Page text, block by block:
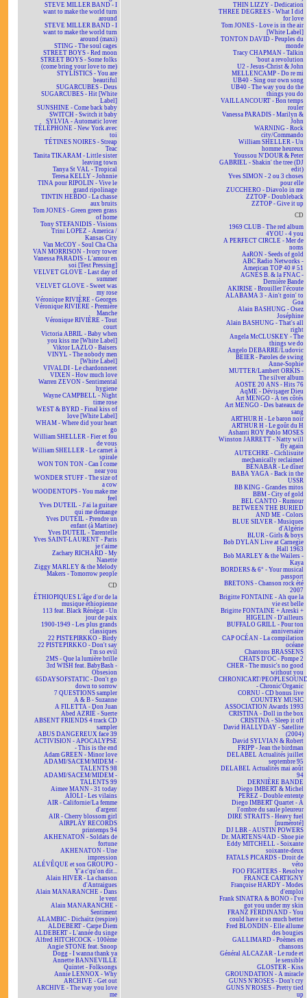
STEVE MILLER BAND - I
want to make the world turn
around
STEVE MILLER BAND - I
want to make the world turn
around (maxi)
STING - The soul cages
STREET BOYS - Red moon
STREET BOYS - Some folks
(come bring your love to me)
STYLISTICS - You are
beautiful
SUGARCUBES - Deus
SUGARCUBES - Hit [White
Label]
SUNSHINE - Come back baby
SWITCH - Switch it baby
SYLVIA - Automatic lover
TÉLÉPHONE - New York avec
toi
TÉTINES NOIRES - Streap
Teac
Tanita TIKARAM - Little sister
leaving town
Tanya St VAL - Tropical
Teresa KELLY - Johnnie
TINA pour RIPOLIN - Vive le
grand ripolinage
TINTIN HEBDO - La chasse
aux bruits
Tom JONES - Green green grass
of home
Tony STEFANIDIS - Visions
Trini LOPEZ - America /
Kansas City
Van McCOY - Soul Cha Cha
VAN MORRISON - Ivory tower
Vanessa PARADIS - L'amour en
soi [Test Pressing]
VELVET GLOVE - Last day of
summer
VELVET GLOVE - Sweet was
my rose
Véronique RIVIÈRE - Georges
Véronique RIVIÈRE - Première
Manche
Véronique RIVIÈRE - Tout
court
Victoria ABRIL - Baby when
you kiss me [White Label]
Viktor LAZLO - Baisers
VINYL - The nobody men
[White Label]
VIVALDI - Le chardonneret
VIXEN - How much love
Warren ZEVON - Sentimental
hygiene
Wayne CAMPBELL - Night
time rose
WEST & BYRD - Final kiss of
love [White Label]
WHAM - Where did your heart
go
William SHELLER - Fier et fou
de vous
William SHELLER - Le carnet à
spirale
WON TON TON - Can I come
near you
WONDER STUFF - The size of
a cow
WOODENTOPS - You make me
feel
Yves DUTEIL - J'ai la guitare
qui me démange
Yves DUTEIL - Prendre un
enfant (à Martine)
Yves DUTEIL - Tarentelle
Yves SAINT-LAURENT - Paris
je t'aime
Zachary RICHARD - My
Nanette
Ziggy MARLEY & the Melody
Makers - Tomorrow people
CD
ÉTHIOPIQUES L'âge d'or de la
musique éthiopienne
113 feat. Black Rénégat - Un
jour de paix
1900-1949 - Les plus grands
classiques
22 PISTEPIRKKO - Birdy
22 PISTEPIRKKO - Don't say
I'm so evil
2MS - Que la lumière brille
3rd WISH feat. BabyBash -
Obsesion
65DAYSOFSTATIC - Don't go
down to sorrow
7 QUESTIONS sampler
A & B - Suzanne
A FILETTA - Don Juan
Abed AZRIÉ - Suerte
ABSENT FRIENDS 4 track CD
sampler
ABUS DANGEREUX face 39
ACTIVISION - APOCALYPSE
- This is the end
Adam GREEN - Minor love
ADAMI/SACEM/MIDEM -
TALENTS 98
ADAMI/SACEM/MIDEM -
TALENTS 99
Aimee MANN - 31 today
AÏOLI - Les vilains
AIR - Californie/La femme
d'argent
AIR - Cherry blossom girl
AIRPLAY RECORDS
printemps 94
AKHENATON - Soldats de
fortune
AKHENATON - Une
impression
ALÉVÊQUE et son GROUPO -
Y'a c'qu'on dit...
Alain HIVER - La chanson
d'Antraigues
Alain MANARANCHE - Dans
le vent
Alain MANARANCHE -
Sentiment
ALAMBIC - Dichaïtz (respire)
ALDEBERT - Carpe Diem
ALDEBERT - L'année du singe
Alfred HITCHCOCK - 100ème
Angie STONE feat. Snoop
Dogg - I wanna thank ya
Annette BANNEVILLE
Quintet - Folksongs
Annie LENNOX - Why
ARCHIVE - Get out
ARCHIVE - The way you love
me
THIN LIZZY - Dedication
THREE DEGREES - What I did
for love
Tom JONES - Love is in the air
[White Label]
TONTON DAVID - Peuples du
monde
Tracy CHAPMAN - Talkin
'bout a revolution
U2 - Jesus-Christ & John
MELLENCAMP - Do re mi
UB40 - Sing our own song
UB40 - The way you do the
things you do
VAILLANCOURT - Bon temps
rouler
Vanessa PARADIS - Marilyn &
John
WARNING - Rock
city/Commando
William SHELLER - Un
homme heureux
Youssou N'DOUR & Peter
GABRIEL - Shakin' the tree (DJ
edit)
Yves SIMON - 2 ou 3 choses
pour elle
ZUCCHERO - Diavolo in me
ZZTOP - Doubleback
ZZTOP - Give it up
CD
1969 CLUB - The red album
4YOU - 4 you
A PERFECT CIRCLE - Mer de
noms
AaRON - Seeds of gold
ABC Radio Networks -
American TOP 40 # 51
AGNÈS B. & la FNAC -
Dernière Bande
AKIRISE - Brouiller l'écoute
ALABAMA 3 - Ain't goin' to
Goa
Alain BASHUNG - Osez
Joséphine
Alain BASHUNG - That's all
right
Angela McCLUSKEY - The
things we do
Angelo DEBARRE/Ludovic
BEIER - Paroles de swing
Anne-Sophie
MUTTER/Lambert ORKIS -
The silver album
AOSTE 20 ANS - Hits 76
AqME - Dévisager Dieu
Art MENGO - À tes côtés
Art MENGO - Des bateaux de
sang
ARTHUR H - Le baron noir
ARTHUR H - Le goût du H
Ashanti ROY Pablo MOSES
Winston JARRETT - Natty will
fly again
AUTECHRE - Cichlisuite
mechanically reclaimed
BÉNABAR - Le dîner
BABA YAGA - Back in the
USSR
BB KING - Grandes mitos
BBM - City of gold
BEL CANTO - Rumour
BETWEEN THE BURIED
AND ME - Colors
BLUE SILVER - Musiques
d'Algérie
BLUR - Girls & boys
Bob DYLAN Live at Carnegie
Hall 1963
Bob MARLEY & the Wailers -
Kaya
BORDERS & 6° - Your musical
passport
BRETONS - Chanson rock été
2007
Brigitte FONTAINE - Ah que la
vie est belle
Brigitte FONTAINE + Areski +
HIGELIN - D'ailleurs
BUFFALO GRILL - Pour ton
anniversaire
CAP OCÉAN - La compilation
océane
Chantons BRASSENS
CHATS D'OC - Pompe 2
CHER - The music's no good
without you
CHRONICART/
- Chronic'Organic
CORNU - CD bonus live
COUNTRY MUSIC
ASSOCIATION Awards 1993
CRISTINA - Doll in the box
CRISTINA - Sleep it off
David HALLYDAY - Satellite
(2004)
David SYLVIAN & Robert
FRIPP - Jean the birdman
DELABEL Actualités juillet
septembre 95
DELABEL Actualités mai août
94
DERNIÈRE BANDE
Diego IMBERT & Michel
PEREZ - Double entente
Diego IMBERT Quartet - À
l'ombre du saule pleureur
DIRE STRAITS - Heavy fuel
[numéroté]
DJ LBR - AUSTIN POWERS
Dr. MARTENS/4AD - Shoe pie
Eddy MITCHELL - Soixante
soixante-deux
FATALS PICARDS - Droit de
véto
FOO FIGHTERS - Resolve
FRANCE CARTIGNY
Françoise HARDY - Modes
d'emploi
Frank SINATRA & BONO - I've
got you under my skin
FRANZ FERDINAND - You
could have it so much better
Fred BLONDIN - Elle allume
des bougies
GALLIMARD - Poèmes en
chansons
Général ALCAZAR - Le rude et
le sensible
GLOSTER - Kiss
GROUNDATION - A miracle
GUNS N'ROSES - Don't cry
GUNS N'ROSES - Pretty tied
up